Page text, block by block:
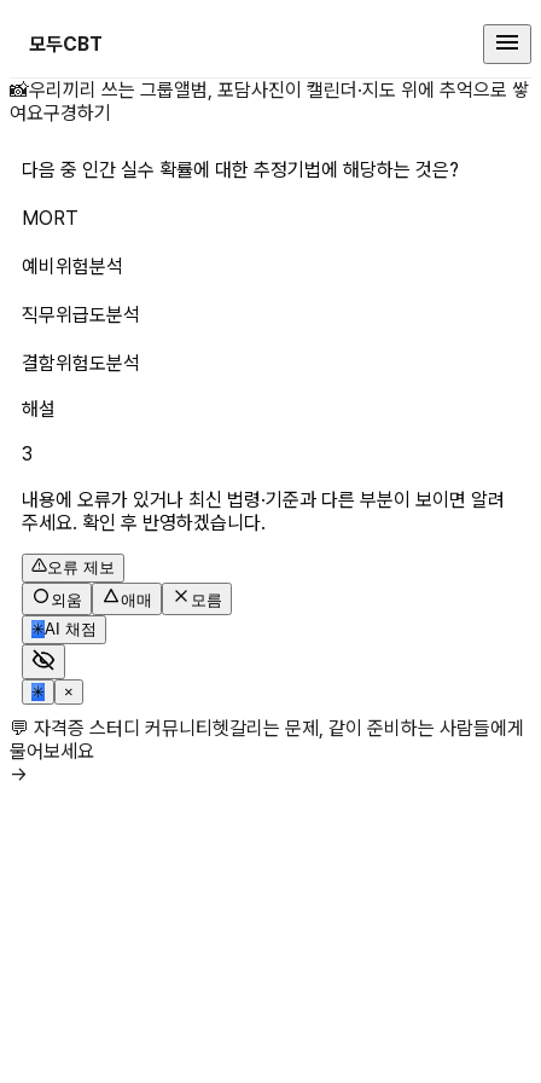
모두CBT
다음 중 인간 실수 확률에 대한 추
📸우리끼리 쓰는 그룹앨범, 포담사진이 캘린더·지도 위에 추억으로 쌓
여요구경하기
다음 중 인간 실수 확률에 대한 추정기법에 해당하는 것은?
MORT
예비위험분석
직무위급도분석
결함위험도분석
해설
3
내용에 오류가 있거나 최신 법령·기준과 다른 부분이 보이면 알려
주세요. 확인 후 반영하겠습니다.
오류 제보
외움
애매
모름
✳AI 채점
✳ ×
💬 자격증 스터디 커뮤니티헷갈리는 문제, 같이 준비하는 사람들에게
물어보세요
→